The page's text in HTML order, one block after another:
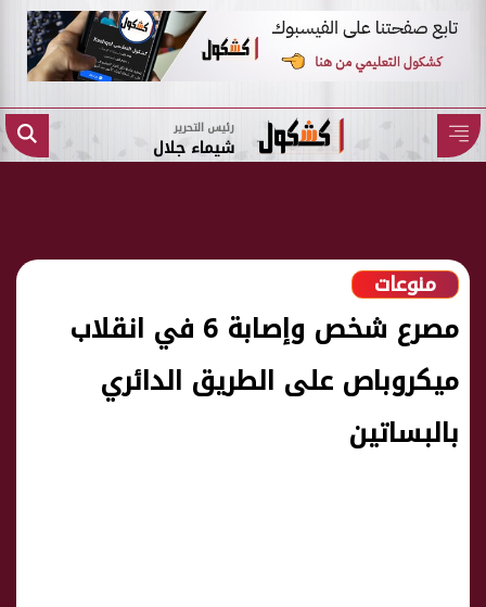
رئيس التحرير
شيماء جلال
منوعات
مصرع شخص وإصابة 6 في انقلاب
ميكروباص على الطريق الدائري
بالبساتين